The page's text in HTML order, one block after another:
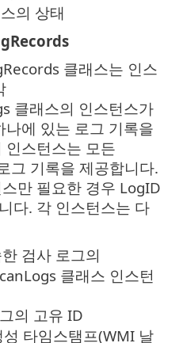
의 상태
클래스는 인스
클래스의 인스턴스가
에 있는 로그 기록을
인스턴스는 모든
그 기록을 제공합니다.
만 필요한 경우 LogID
다. 각 인스턴스는 다
검사 로그의
클래스 인스턴
의 고유 ID
타임스탬프(WMI 날